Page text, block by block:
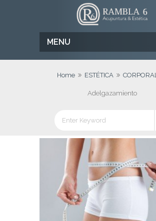
MENU
Home ESTÉTICA CORPORAL
Adelgazamiento